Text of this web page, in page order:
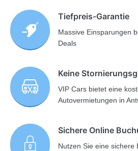
Tiefpreis-Garantie
Massive Einsparungen
Deals
Keine
VIP Cars bietet eine
Autovermietungen in
Sichere Online
Nutzen Sie eine sichere